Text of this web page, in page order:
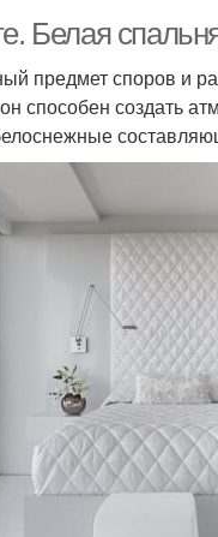
Белая
предмет споров и
способен создать